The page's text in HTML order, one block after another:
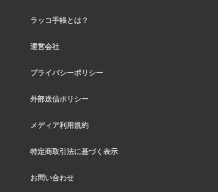
ラッコ手帳とは？
運営会社
プライバシーポリシー
外部送信ポリシー
メディア利用規約
特定商取引法に基づく表示
お問い合わせ